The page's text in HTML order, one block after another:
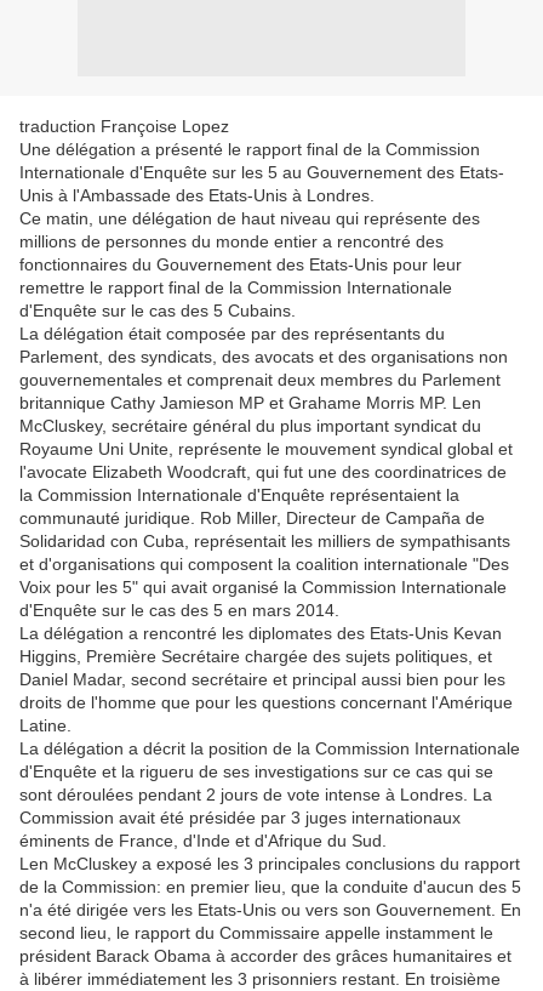
traduction Françoise Lopez
Une délégation a présenté le rapport final de la Commission
Internationale d'Enquête sur les 5 au Gouvernement des Etats-
Unis à l'Ambassade des Etats-Unis à Londres.
Ce matin, une délégation de haut niveau qui représente des
millions de personnes du monde entier a rencontré des
fonctionnaires du Gouvernement des Etats-Unis pour leur
remettre le rapport final de la Commission Internationale
d'Enquête sur le cas des 5 Cubains.
La délégation était composée par des représentants du
Parlement, des syndicats, des avocats et des organisations non
gouvernementales et comprenait deux membres du Parlement
britannique Cathy Jamieson MP et Grahame Morris MP. Len
McCluskey, secrétaire général du plus important syndicat du
Royaume Uni Unite, représente le mouvement syndical global et
l'avocate Elizabeth Woodcraft, qui fut une des coordinatrices de
la Commission Internationale d'Enquête représentaient la
communauté juridique. Rob Miller, Directeur de Campaña de
Solidaridad con Cuba, représentait les milliers de sympathisants
et d'organisations qui composent la coalition internationale "Des
Voix pour les 5" qui avait organisé la Commission Internationale
d'Enquête sur le cas des 5 en mars 2014.
La délégation a rencontré les diplomates des Etats-Unis Kevan
Higgins, Première Secrétaire chargée des sujets politiques, et
Daniel Madar, second secrétaire et principal aussi bien pour les
droits de l'homme que pour les questions concernant l'Amérique
Latine.
La délégation a décrit la position de la Commission Internationale
d'Enquête et la rigueru de ses investigations sur ce cas qui se
sont déroulées pendant 2 jours de vote intense à Londres. La
Commission avait été présidée par 3 juges internationaux
éminents de France, d'Inde et d'Afrique du Sud.
Len McCluskey a exposé les 3 principales conclusions du rapport
de la Commission: en premier lieu, que la conduite d'aucun des 5
n'a été dirigée vers les Etats-Unis ou vers son Gouvernement. En
second lieu, le rapport du Commissaire appelle instamment le
président Barack Obama à accorder des grâces humanitaires et
à libérer immédiatement les 3 prisonniers restant. En troisième